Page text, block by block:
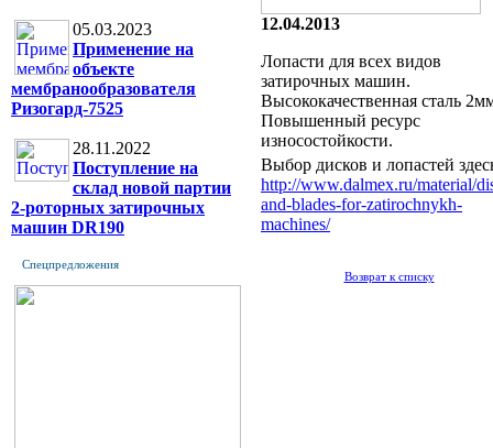
05.03.2023
Применение на
объекте
мембранообразователя
Ризогард-7525
28.11.2022
Поступление на
склад новой партии
2-роторных затирочных
машин DR190
Спецпредложения
12.04.2013
Лопасти для всех видов
затирочных машин.
Высококачественная сталь
Повышенный ресурс
износостойкости.
Выбор дисков и лопастей
http://www.dalmex.ru/material/
and-blades-for-zatirochnykh-
machines/
Возврат к списку